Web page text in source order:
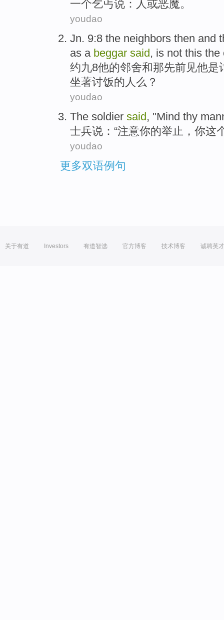
一个乞丐说 ：人或恶魔。
youdao
Jn. 9:8 the neighbors then and
as a beggar said, is not this the
约九8他的邻舍和那先前 见他是
坐著讨饭的人么？
youdao
The soldier said, "Mind thy
士兵说 ：“注意你的举止 ， 你这
youdao
更多双语例句
关于有道 Investors 有道智选 官方博客 技术博客 诚聘英才